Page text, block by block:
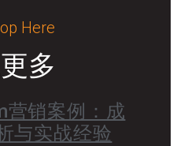
Here
多
销案例：成
与实战经验